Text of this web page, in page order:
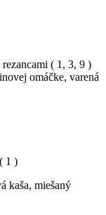
( 1, 3, 9 )
omáčke, varená
1 )
kaša, miešaný